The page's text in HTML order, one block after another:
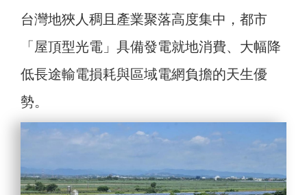
台灣地狹人稠且產業聚落高度集中，都市
「屋頂型光電」具備發電就地消費、大幅降
低長途輸電損耗與區域電網負擔的天生優
勢。